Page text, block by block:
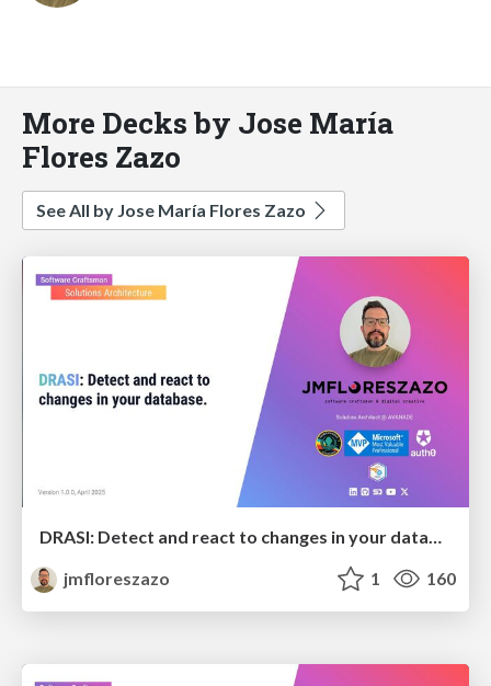
More Decks by Jose María
Flores Zazo
See All by Jose María Flores Zazo
DRASI: Detect and react to changes in your database
jmfloreszazo
1 160